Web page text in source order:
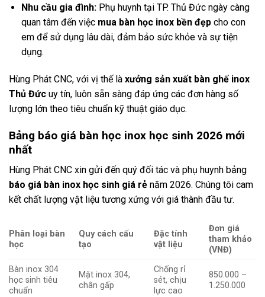
Nhu cầu gia đình:Phụ huynh tại TP. Thủ Đức ngày càng
quan tâm đến việc mua bàn học inox bền đẹpcho con
em để sử dụng lâu dài, đảm bảo sức khỏe và sự tiện
dụng.
Hùng Phát CNC, với vị thế là xưởng sản xuất bàn ghế inox
Thủ Đức uy tín, luôn sẵn sàng đáp ứng các đơn hàng số
lượng lớn theo tiêu chuẩn kỹ thuật giáo dục.
Bảng báo giá bàn học inox học sinh 2026 mới
nhất
Hùng Phát CNC xin gửi đến quý đối tác và phụ huynh bảng
báo giá bàn inox học sinh giá rẻ năm 2026. Chúng tôi cam
kết chất lượng vật liệu tương xứng với giá thành đầu tư.
Phân loại bàn
học
Quy cách cấu
tạo
Đặc tính
vật liệu
Đơn giá
tham khảo
(VNĐ)
Bàn inox 304
học sinh tiêu
chuẩn
Mặt inox 304,
chân gấp
Chống rỉ
sét, chịu
lực cao
850.000 –
1.250.000